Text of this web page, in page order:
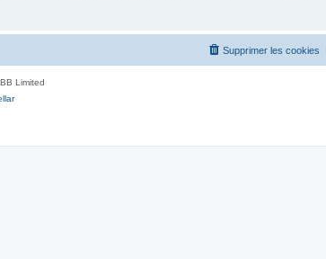
Supprimer les cookies
Limited